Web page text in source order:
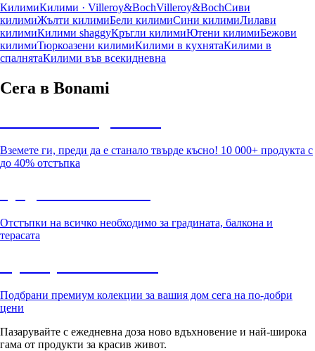
КилимиКилими · Villeroy&BochVilleroy&BochСиви
килимиЖълти килимиБели килимиСини килимиЛилави
килимиКилими shaggyКръгли килимиЮтени килимиБежови
килимиТюркоазени килимиКилими в кухнятаКилими в
спалнятаКилими във всекидневна
Сега в Bonami
Вземете ги, преди да е станало твърде късно! 10 000+ продукта с
до 40% отстъпка
Отстъпки на всичко необходимо за градината, балкона и
терасата
Подбрани премиум колекции за вашия дом сега на по-добри
цени
Пазарувайте с ежедневна доза ново вдъхновение и най-широка
гама от продукти за красив живот.